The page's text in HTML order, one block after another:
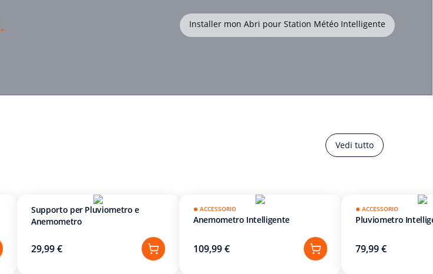
. Installer mon Abri pour Station Météo Intelligente
Vedi tutto
Supporto per Pluviometro e
Anemometro
29,99 €
ACCESSORIO
Anemometro Intelligente
109,99 €
ACCESSORIO
Pluviometro
79,99 €